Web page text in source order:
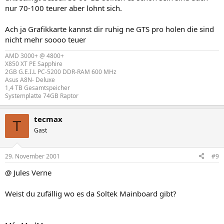
nur 70-100 teurer aber lohnt sich.
Ach ja Grafikkarte kannst dir ruhig ne GTS pro holen die sind
nicht mehr soooo teuer
AMD 3000+ @ 4800+
X850 XT PE Sapphire
2GB G.E.I.L PC-5200 DDR-RAM 600 MHz
Asus A8N- Deluxe
1,4 TB Gesamtspeicher
Systemplatte 74GB Raptor
T tecmax
Gast
29. November 2001 #9
@ Jules Verne
Weist du zufällig wo es da Soltek Mainboard gibt?